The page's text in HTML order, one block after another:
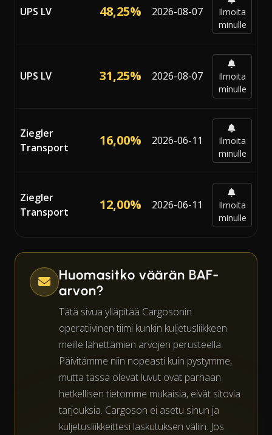
UPS LV 48,25% 2026-08-07
Ilmoita
minulle
UPS LV 31,25% 2026-08-07
Ilmoita
minulle
Ziegler
Transport
16,00% 2026-06-11
Ilmoita
minulle
Ziegler
Transport
12,00% 2026-06-11
Ilmoita
minulle
Huomasitko väärän BAF-
arvon?
Tätä sivua ylläpitää Cargosonin
operatiivinen tiimi kunkin kuljetusliikkeen
meille lähettämien arvojen perusteella.
Päivitämme niin nopeasti kuin pystymme,
mutta tässä olevat luvut ovat parhaan
hetkellisen tietomme mukaisia, eivät sitovia
tarjouksia. Cargoson ei asetu sinun ja
kuljetusliikkeittesi laskutuksen väliin. Jos